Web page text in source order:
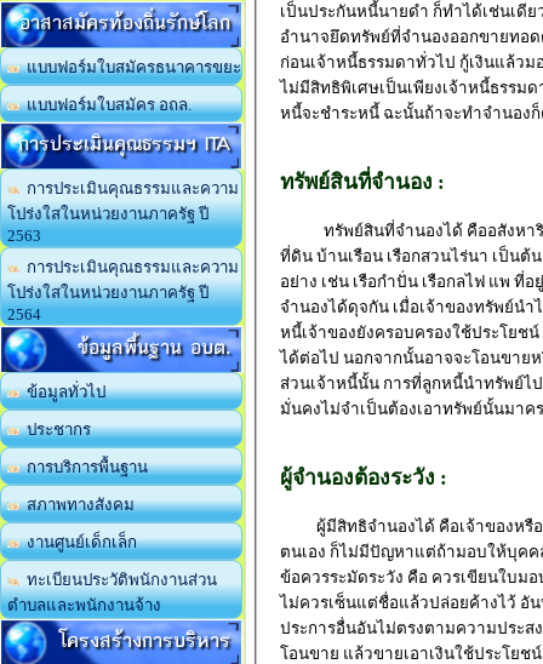
อาสาสมัครท้องถิ่นรักษ์โลก
แบบฟอร์มใบสมัครธนาคารขยะ
แบบฟอร์มใบสมัคร อถล.
การประเมินคุณธรรมฯ ITA
การประเมินคุณธรรมและความ
โปร่งใสในหน่วยงานภาครัฐ ปี
2563
การประเมินคุณธรรมและความ
โปร่งใสในหน่วยงานภาครัฐ ปี
2564
ข้อมูลพื้นฐาน อบต.
ข้อมูลทั่วไป
ประชากร
การบริการพื้นฐาน
สภาพทางสังคม
งานศูนย์เด็กเล็ก
ทะเบียนประวัติพนักงานส่วน
ตำบลและพนักงานจ้าง
โครงสร้างการบริหาร
เป็นประกันหนี้นายดำ ก็ทำได้เช่นเดี
อำนาจยึดทรัพย์ที่จำนองออกขายทอ
ก่อนเจ้าหนี้ธรรมดาทั่วไป กู้เงินแล้ว
ไม่มีสิทธิพิเศษเป็นเพียงเจ้าหนี้ธรรม
หนี้จะชำระหนี้ ฉะนั้นถ้าจะทำจำนอง
ทรัพย์สินที่จำนอง :
ทรัพย์สินที่จำนองได้ คืออสังหาริม
ที่ดิน บ้านเรือน เรือกสวนไร่นา เป็น
อย่าง เช่น เรือกำปั่น เรือกลไฟ แพ ที่
จำนองได้ดุจกัน เมื่อเจ้าของทรัพย์น
หนี้เจ้าของยังครอบครองใช้ประโยช
ได้ต่อไป นอกจากนั้นอาจจะโอนขาย
ส่วนเจ้าหนี้นั้น การที่ลูกหนี้นำทรัพย์ไ
มั่นคงไม่จำเป็นต้องเอาทรัพย์นั้นมาค
ผู้จำนองต้องระวัง :
ผู้มีสิทธิจำนองได้ คือเจ้าของหรือ
ตนเอง ก็ไม่มีปัญหาแต่ถ้ามอบให้บุค
ข้อควรระมัดระวัง คือ ควรเขียนใบม
ไม่ควรเซ็นแต่ชื่อแล้วปล่อยค้างไว้ อั
ประการอื่นอันไม่ตรงตามความประส
โอนขาย แล้วขายเอาเงินใช้ประโยช